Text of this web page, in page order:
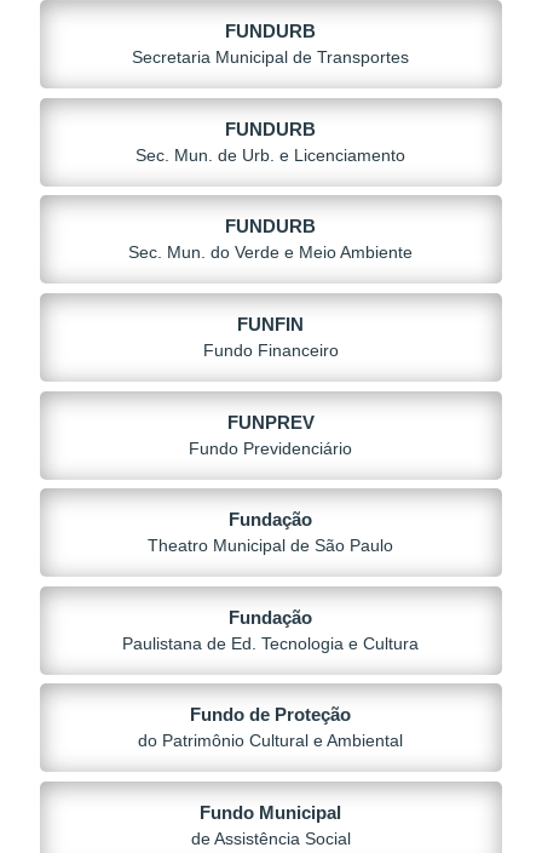
FUNDURB
Secretaria Municipal de Transportes
FUNDURB
Sec. Mun. de Urb. e Licenciamento
FUNDURB
Sec. Mun. do Verde e Meio Ambiente
FUNFIN
Fundo Financeiro
FUNPREV
Fundo Previdenciário
Fundação
Theatro Municipal de São Paulo
Fundação
Paulistana de Ed. Tecnologia e Cultura
Fundo de Proteção
do Patrimônio Cultural e Ambiental
Fundo Municipal
de Assistência Social